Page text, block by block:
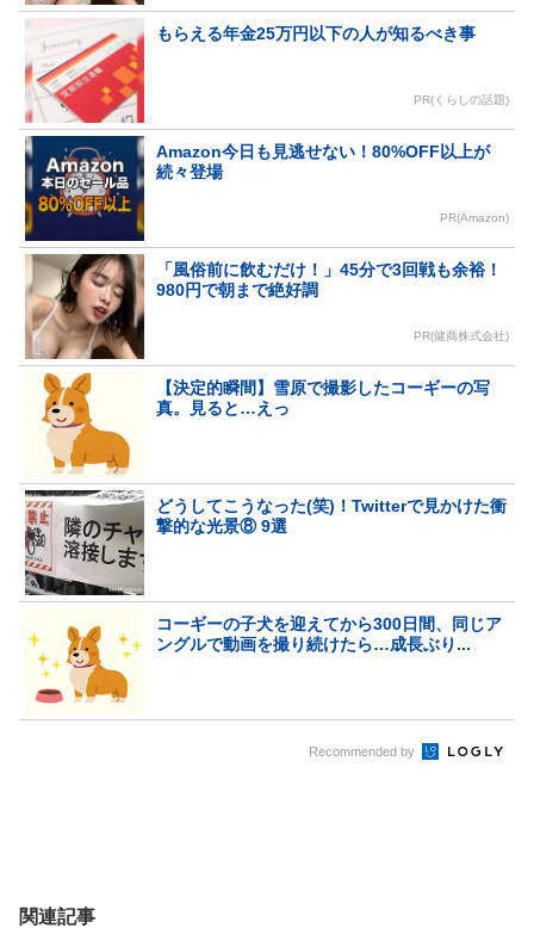
もらえる年金25万円以下の人が知るべき事
PR(くらしの話題)
Amazon今日も見逃せない！80%OFF以上が
続々登場
PR(Amazon)
「風俗前に飲むだけ！」45分で3回戦も余裕！
980円で朝まで絶好調
PR(健商株式会社)
【決定的瞬間】雪原で撮影したコーギーの写
真。見ると…えっ
どうしてこうなった(笑)！Twitterで見かけた衝
撃的な光景⑧ 9選
コーギーの子犬を迎えてから300日間、同じア
ングルで動画を撮り続けたら…成長ぶり...
Recommended by
関連記事